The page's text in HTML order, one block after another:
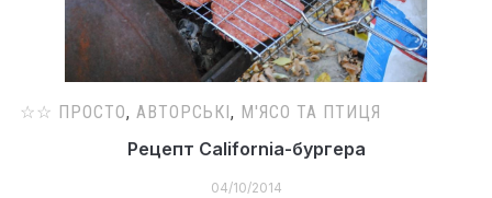
☆☆ ПРОСТО, АВТОРСЬКІ , М'ЯСО ТА ПТИЦЯ
Рецепт California-бургера
04/10/2014